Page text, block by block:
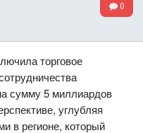
0
торговое
сумму 5 миллиардов
углубляя
в регионе, который